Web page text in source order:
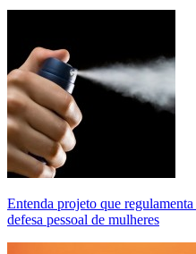
Entenda projeto que
defesa pessoal de mulheres